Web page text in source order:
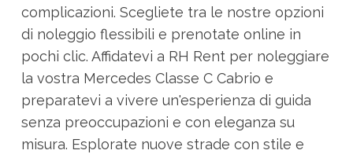
complicazioni. Scegliete tra le nostre opzioni
di noleggio flessibili e prenotate online in
pochi clic. Affidatevi a RH Rent per noleggiare
la vostra Mercedes Classe C Cabrio e
preparatevi a vivere un'esperienza di guida
senza preoccupazioni e con eleganza su
misura. Esplorate nuove strade con stile e